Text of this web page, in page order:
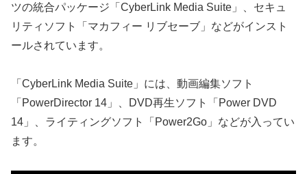
ツの統合パッケージ「CyberLink Media Suite」、セキュ
リティソフト「マカフィー リブセーブ」などがインスト
ールされています。
「CyberLink Media Suite」には、動画編集ソフト
「PowerDirector 14」、DVD再生ソフト「Power DVD
14」、ライティングソフト「Power2Go」などが入ってい
ます。